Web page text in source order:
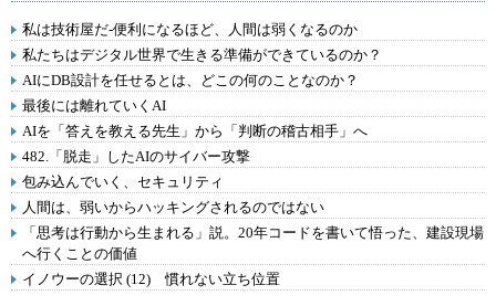
私は技術屋だ-便利になるほど、人間は弱くなるのか
私たちはデジタル世界で生きる準備ができているのか？
AIにDB設計を任せるとは、どこの何のことなのか？
最後には離れていくAI
AIを「答えを教える先生」から「判断の稽古相手」へ
482.「脱走」したAIのサイバー攻撃
包み込んでいく、セキュリティ
人間は、弱いからハッキングされるのではない
「思考は行動から生まれる」説。20年コードを書いて悟った、建設現場
へ行くことの価値
イノウーの選択 (12) 慣れない立ち位置